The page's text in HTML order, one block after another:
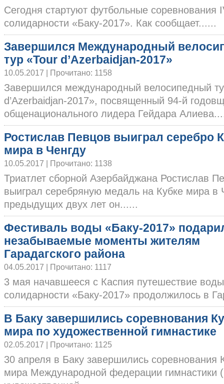
Сегодня стартуют футбольные соревнования
солидарности «Баку-2017». Как сообщает......
Завершился Международный
тур «Tour d’Azerbaidjan-2017»
10.05.2017 | Прочитано: 1158
Завершился международный велосипедный
d’Azerbaidjan-2017», посвященный 94-й
общенационального лидера Гейдара
Ростислав Певцов выиграл серебро
мира в Ченгду
10.05.2017 | Прочитано: 1138
Триатлет сборной Азербайджана Ростислав
выиграл серебряную медаль на Кубке мира в
предыдущих двух лет он......
Фестиваль воды «Баку-2017»
незабываемые моменты жителям
Гарадагского района
04.05.2017 | Прочитано: 1117
3 мая начавшееся с Каспия путешествие
солидарности «Баку-2017» продолжилось в
В Баку завершились соревнования
мира по художественной гимнастике
02.05.2017 | Прочитано: 1125
30 апреля в Баку завершились соревнования
мира Международной федерации гимнастики